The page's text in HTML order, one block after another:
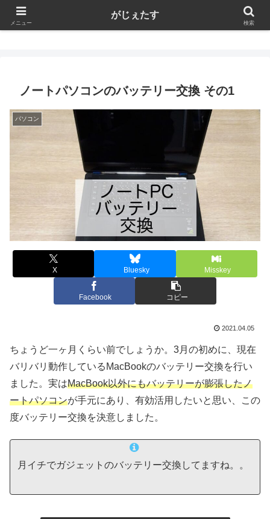
がじぇたす
ノートパソコンのバッテリー交換 その1
パソコン
X Bluesky Misskey
Facebook コピー
2021.04.05
ちょうど一ヶ月くらい前でしょうか。3月の初めに、現在
バリバリ動作しているMacBookのバッテリー交換を行い
ました。実はMacBook以外にもバッテリーが膨張したノ
ートパソコンが手元にあり、有効活用したいと思い、この
度バッテリー交換を決意しました。
月イチでガジェットのバッテリー交換してますね。。
メニュー
がじぇたす
検索